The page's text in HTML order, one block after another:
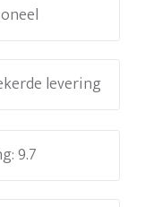
levering
9.7